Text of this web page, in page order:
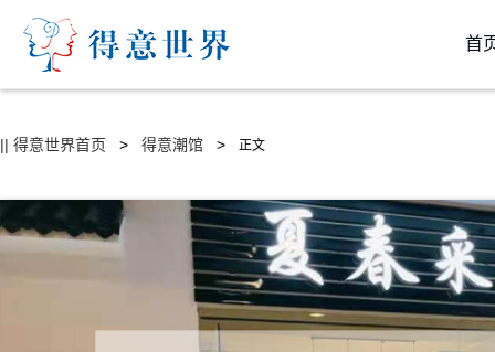
首
|| 得意世界首页 > 得意潮馆 > 正文